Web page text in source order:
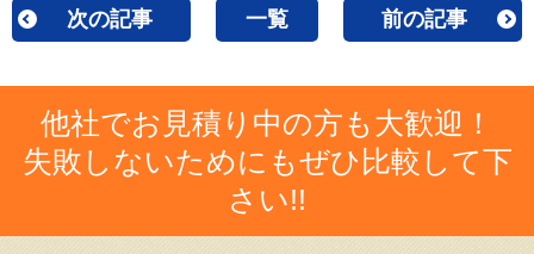
次の記事 一覧 前の記事
他社でお見積り中の方も大歓迎！
失敗しないためにもぜひ比較して下
さい!!